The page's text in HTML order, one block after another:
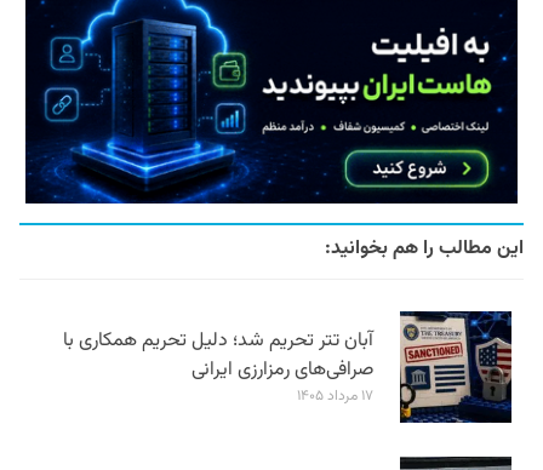
این مطالب را هم بخوانید:
آبان تتر تحریم شد؛ دلیل تحریم همکاری با
صرافی‌های رمزارزی ایرانی
۱۷ مرداد ۱۴۰۵